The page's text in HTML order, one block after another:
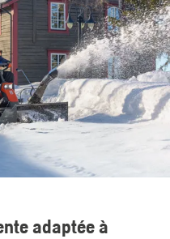
adaptée à